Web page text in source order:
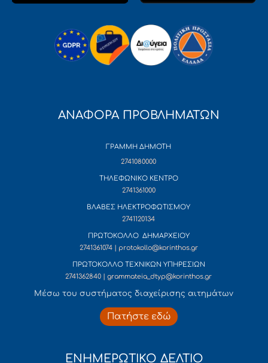
ΑΝΑΦΟΡΑ ΠΡΟΒΛΗΜΑΤΩΝ
ΓΡΑΜΜΗ ΔΗΜΟΤΗ
2741080000
ΤΗΛΕΦΩΝΙΚΟ ΚΕΝΤΡΟ
2741361000
ΒΛΑΒΕΣ ΗΛΕΚΤΡΟΦΩΤΙΣΜΟΥ
2741120134
ΠΡΩΤΟΚΟΛΛΟ ΔΗΜΑΡΧΕΙΟΥ
2741361074 | protokollo@korinthos.gr
ΠΡΩΤΟΚΟΛΛΟ ΤΕΧΝΙΚΩΝ ΥΠΗΡΕΣΙΩΝ
2741362840 | grammateia_dtyp@korinthos.gr
Mέσω του συστήματος διαχείρισης αιτημάτων
Πατήστε εδώ
ΕΝΗΜΕΡΩΤΙΚΟ ΔΕΛΤΙΟ